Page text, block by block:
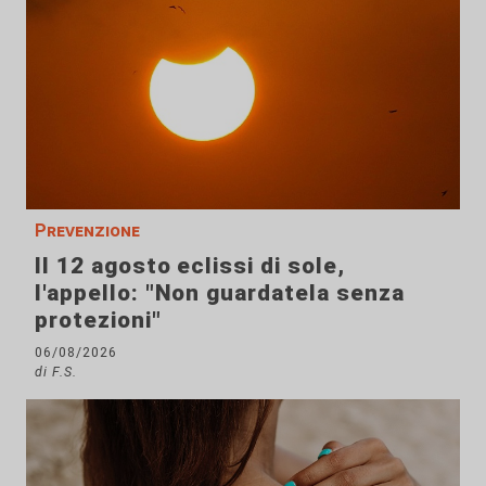
Prevenzione
Il 12 agosto eclissi di sole,
l'appello: "Non guardatela senza
protezioni"
06/08/2026
di F.S.